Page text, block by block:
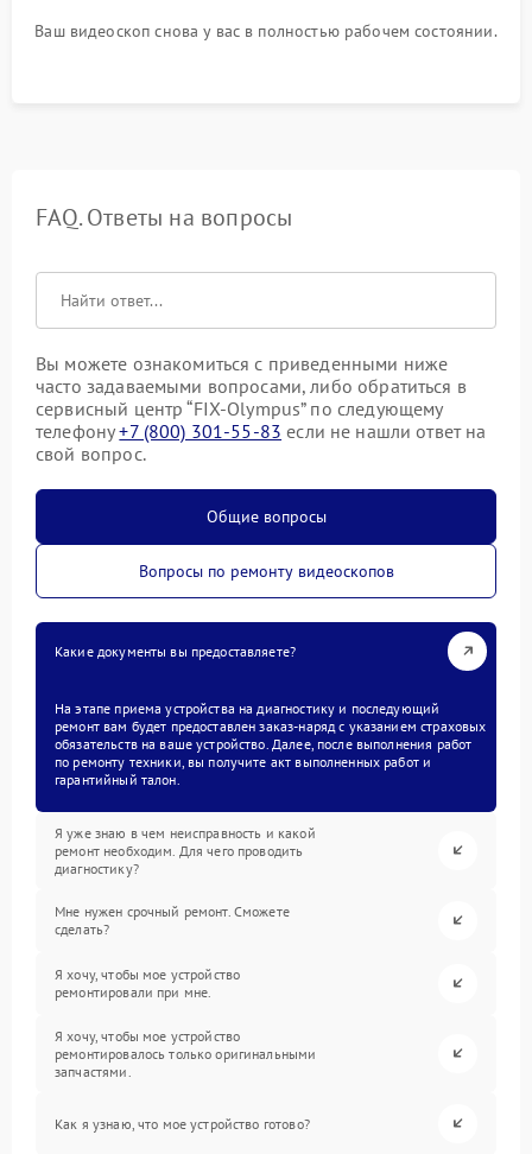
Ваш видеоскоп снова у вас в полностью рабочем состоянии.
FAQ. Ответы на вопросы
Вы можете ознакомиться с приведенными ниже
часто задаваемыми вопросами, либо обратиться в
сервисный центр “FIX-Olympus” по следующему
телефону+7 (800) 301-55-83 если не нашли ответ на
свой вопрос.
Общие вопросы
Вопросы по ремонту видеоскопов
Какие документы вы предоставляете?
На этапе приема устройства на диагностику и последующий
ремонт вам будет предоставлен заказ-наряд с указанием страховых
обязательств на ваше устройство. Далее, после выполнения работ
по ремонту техники, вы получите акт выполненных работ и
гарантийный талон.
Я уже знаю в чем неисправность и какой
ремонт необходим. Для чего проводить
диагностику?
Мне нужен срочный ремонт. Сможете
сделать?
Я хочу, чтобы мое устройство
ремонтировали при мне.
Я хочу, чтобы мое устройство
ремонтировалось только оригинальными
запчастями.
Как я узнаю, что мое устройство готово?